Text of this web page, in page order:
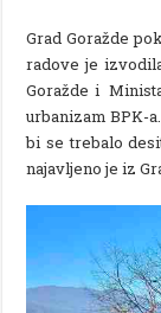
Grad Goražde
radove je
Goražde i
urbanizam BPK-
bi se trebalo
najavljeno je iz